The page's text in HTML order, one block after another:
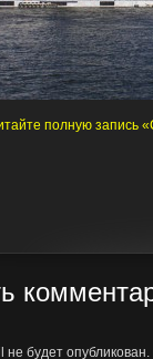
полную запись
будет опубликован.